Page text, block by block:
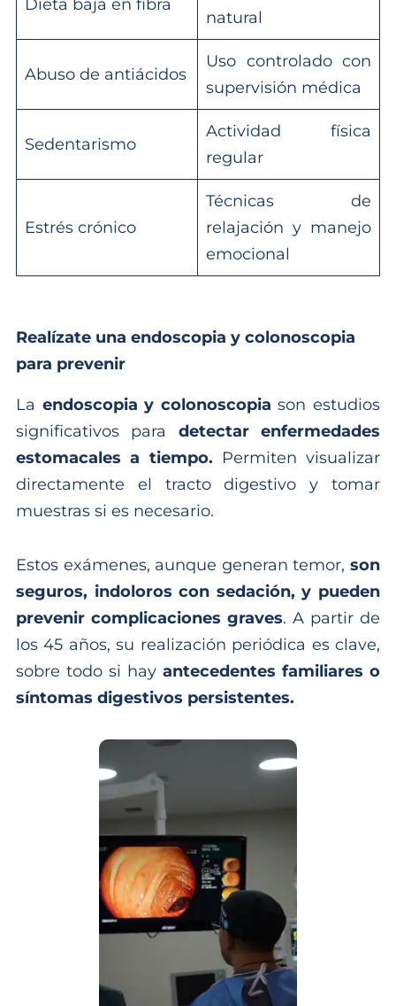
Dieta baja en fibra
natural
Abuso de antiácidos
Uso controlado con
supervisión médica
Sedentarismo
Actividad física
regular
Estrés crónico
Técnicas de
relajación y manejo
emocional
Realízate una endoscopia y colonoscopia
para prevenir
La endoscopia y colonoscopiason estudios
significativos para detectar enfermedades
estomacales a tiempo. Permiten visualizar
directamente el tracto digestivo y tomar
muestras si es necesario.
Estos exámenes, aunque generan temor, son
seguros, indoloros con sedación, y pueden
prevenir complicaciones graves. A partir de
los 45 años, su realización periódica es clave,
sobre todo si hay antecedentes familiares o
síntomas digestivos persistentes.